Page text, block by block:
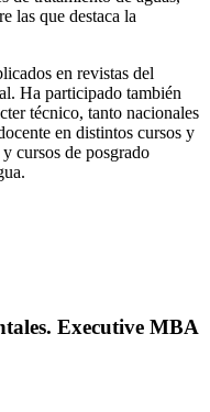
las que destaca la
en revistas del
Ha participado también
técnico, tanto nacionales
en distintos cursos y
cursos de posgrado
.
Executive MBA